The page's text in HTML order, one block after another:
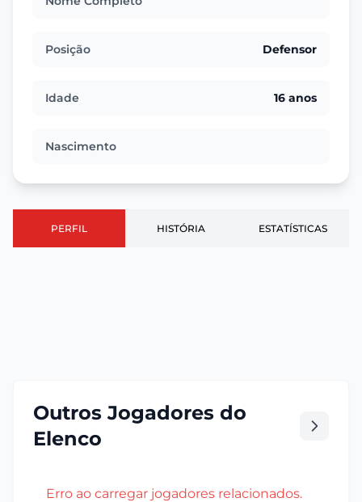
Posição Defensor
Idade 16 anos
Nascimento
PERFIL HISTÓRIA ESTATÍSTICAS
Outros Jogadores do
Elenco
Erro ao carregar jogadores relacionados.